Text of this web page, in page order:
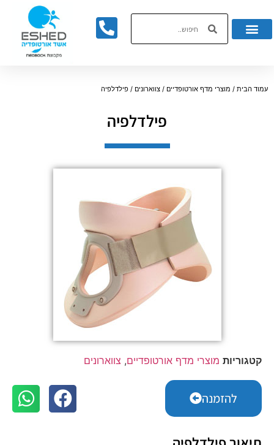
עמוד הבית / מוצרי מדף אורטופדיים / צווארונים / פילדלפיה
פילדלפיה
קטגוריות מוצרי מדף אורטופדיים, צווארונים
להזמנה